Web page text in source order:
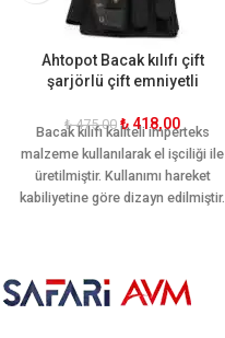
Ahtopot Bacak kılıfı çift
şarjörlü çift emniyetli
₺475,00 ₺ 418,00
Bacak kılıfı kaliteli imperteks
malzeme kullanılarak el işciliği ile
üretilmiştir. Kullanımı hareket
kabiliyetine göre dizayn edilmiştir.
bacağı sararak hareket rahatlığı
sağlamaktadır. Sarsılmaz, canik,